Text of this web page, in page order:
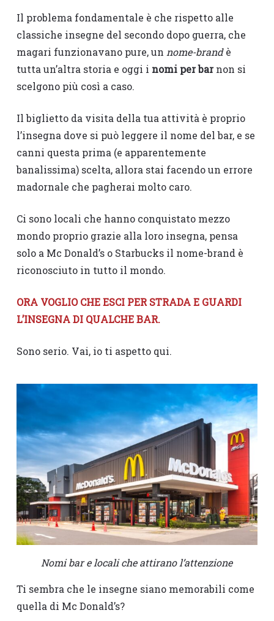
Il problema fondamentale è che rispetto alle
classiche insegne del secondo dopo guerra, che
magari funzionavano pure, un nome-brandè
tutta un’altra storia e oggi i nomi per barnon si
scelgono più così a caso.
Il biglietto da visita della tua attività è proprio
l’insegna dove si può leggere il nome del bar, e se
canni questa prima (e apparentemente
banalissima) scelta, allora stai facendo un errore
madornale che pagherai molto caro.
Ci sono locali che hanno conquistato mezzo
mondo proprio grazie alla loro insegna, pensa
solo a Mc Donald’s o Starbucks il nome-brand è
riconosciuto in tutto il mondo.
ORA VOGLIO CHE ESCI PER STRADA E GUARDI
L’INSEGNA DI QUALCHE BAR.
Sono serio. Vai, io ti aspetto qui.
Nomi bar e locali che attirano l’attenzione
Ti sembra che le insegne siano memorabili come
quella di Mc Donald’s?